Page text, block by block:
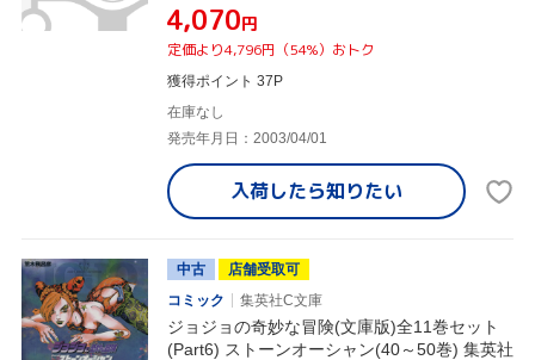
¥4,070円
定価より4,796円（54%）おトク
獲得ポイント 37P
在庫なし
発売年月日：2003/04/01
入荷したら知りたい
中古
店舗受取可
コミック
集英社C文庫
ジョジョの奇妙な冒険(文庫版)全11巻セット
(Part6) ストーンオーシャン(40～50巻) 集英社